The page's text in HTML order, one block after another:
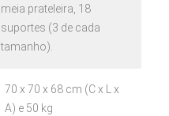
meia prateleira, 18
suportes (3 de cada
tamanho).
70 x 70 x 68 cm (C x L x
A) e 50 kg